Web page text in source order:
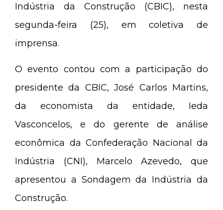
Indústria da Construção (CBIC), nesta
segunda-feira (25), em coletiva de
imprensa.
O evento contou com a participação do
presidente da CBIC, José Carlos Martins,
da economista da entidade, Ieda
Vasconcelos, e do gerente de análise
econômica da Confederação Nacional da
Indústria (CNI), Marcelo Azevedo, que
apresentou a Sondagem da Indústria da
Construção.